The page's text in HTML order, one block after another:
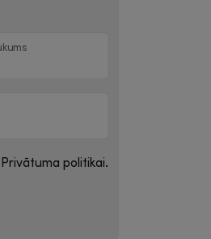
Privātuma politikai.